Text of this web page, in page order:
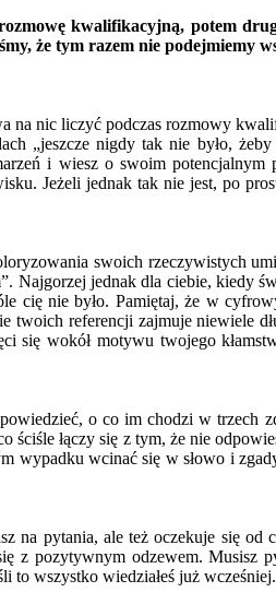
kwalifikacyjną, potem
że tym razem nie podejmiemy
na nic liczyć podczas rozmowy
„jeszcze nigdy tak nie było,
i wiesz o swoim
Jeżeli jednak tak nie jest, po
swoich rzeczywistych
Najgorzej jednak dla ciebie, kiedy
cię nie było. Pamiętaj, że w
referencji zajmuje niewiele
wokół motywu twojego
o co im chodzi w trzech
łączy się z tym, że nie
wypadku wcinać się w słowo i
pytania, ale też oczekuje się
z pozytywnym odzewem. Musisz
to wszystko wiedziałeś już